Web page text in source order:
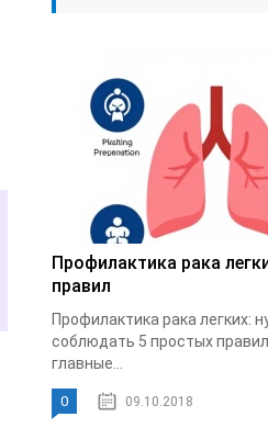
Профилактика рака
правил
Профилактика рака легких:
соблюдать 5 простых
главные...
0 09.10.2018